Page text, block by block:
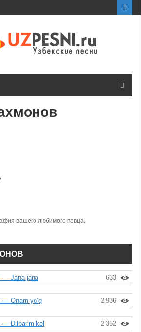
вашего любимого певца.
633
— Jana-jana
2 936
— Onam yo’q
2 352
— Dilbarim kel